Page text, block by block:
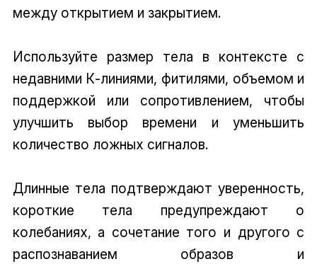
между открытием и закрытием.
Используйте размер тела в контексте с
недавними К-линиями, фитилями, объемом и
поддержкой или сопротивлением, чтобы
улучшить выбор времени и уменьшить
количество ложных сигналов.
Длинные тела подтверждают уверенность,
короткие тела предупреждают о
колебаниях, а сочетание того и другого с
распознаванием образов и